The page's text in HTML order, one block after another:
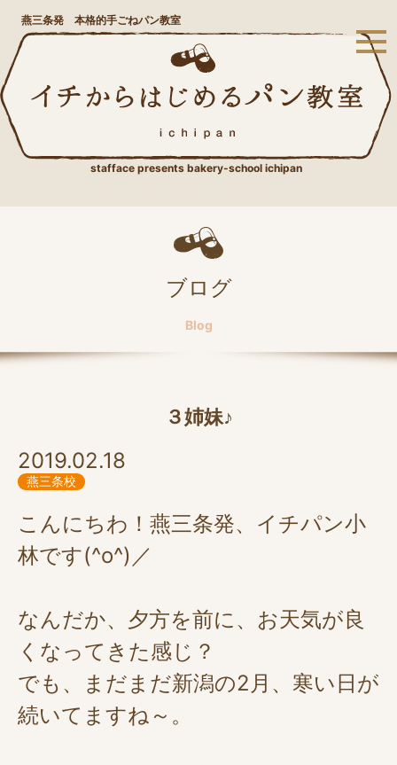
燕三条発 本格的手ごねパン教室
stafface presents bakery-school ichipan
ブログ
Blog
３姉妹♪
2019.02.18
燕三条校
こんにちわ！燕三条発、イチパン小
林です(^o^)／
なんだか、夕方を前に、お天気が良
くなってきた感じ？
でも、まだまだ新潟の2月、寒い日が
続いてますね～。